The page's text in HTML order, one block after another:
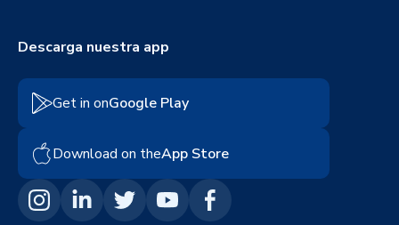
Descarga nuestra app
Get in onGoogle Play
Download on theApp Store